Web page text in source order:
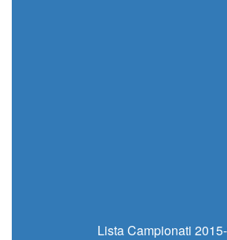
Lista Campionati